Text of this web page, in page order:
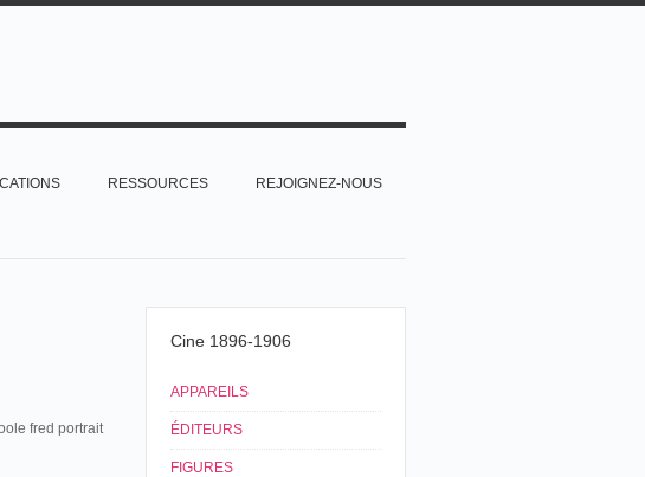
RESSOURCES REJOIGNEZ-NOUS
Cine 1896-1906
APPAREILS
ÉDITEURS
FIGURES